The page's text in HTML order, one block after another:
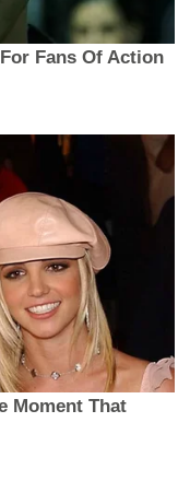
Fans Of Action
Moment That